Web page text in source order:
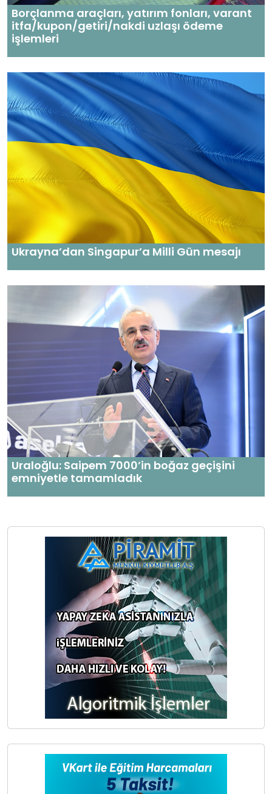
Borçlanma araçları, yatırım fonları, varant
itfa/kupon/getiri/nakdi uzlaşı ödeme
işlemleri
Ukrayna’dan Singapur’a Milli Gün mesajı
Uraloğlu: Saipem 7000’in boğaz geçişini
emniyetle tamamladık